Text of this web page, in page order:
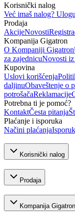
Korisnički nalog
Već imaš nalog?
Prodaja
AkcijeNovosti
Kompanija Gigatron
O Kompaniji Gigatron
za zajednicuNovosti
Kupovina
Uslovi korišćenja
daljinuObaveštenje o
potrošačaReklamacije
Potrebna ti je pomoć?
KontaktČesta pitanja
Plaćanje i isporuka
Načini plaćanja
Korisnički nalog
Prodaja
Kompanija Gigatron